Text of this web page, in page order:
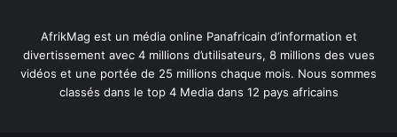
AfrikMag est un média online Panafricain d’information et
divertissement avec 4 millions d’utilisateurs, 8 millions des vues
vidéos et une portée de 25 millions chaque mois. Nous sommes
classés dans le top 4 Media dans 12 pays africains